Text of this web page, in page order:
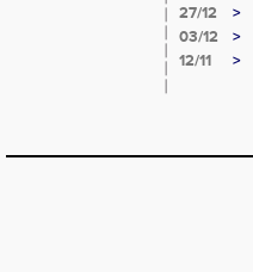
27/12
>
03/12
>
12/11
>